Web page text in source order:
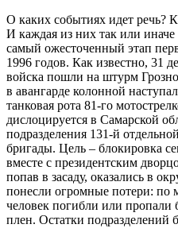
О каких событиях идет речь?
И каждая из них так или иначе
самый ожесточенный этап
1996 годов. Как известно, 31
войска пошли на штурм
в авангарде колонной
танковая рота 81-го
дислоцируется в Самарской
подразделения 131-й
бригады. Цель – блокировка
вместе с президентским
попав в засаду, оказались в
понесли огромные потери: по
человек погибли или пропали
плен. Остатки